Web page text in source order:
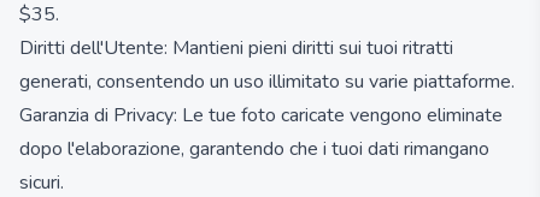
$35.
Diritti dell'Utente: Mantieni pieni diritti sui tuoi ritratti
generati, consentendo un uso illimitato su varie piattaforme.
Garanzia di Privacy: Le tue foto caricate vengono eliminate
dopo l'elaborazione, garantendo che i tuoi dati rimangano
sicuri.